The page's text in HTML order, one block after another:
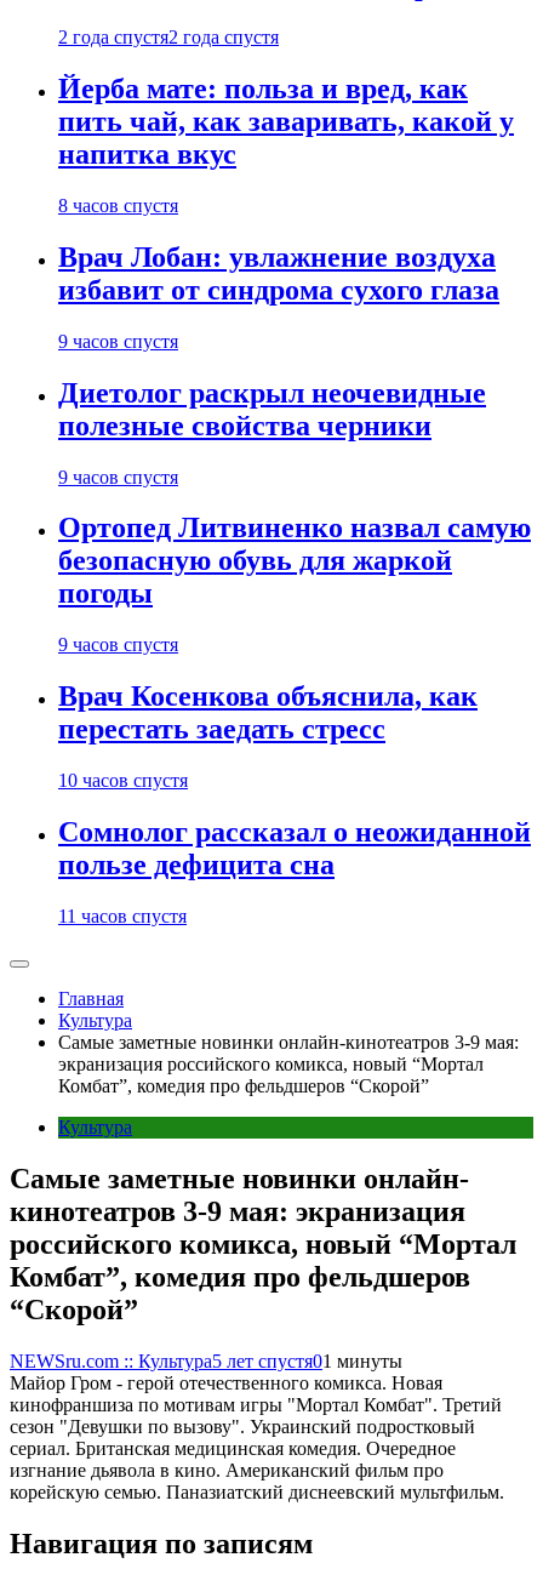
2 года спустя2 года спустя
Йерба мате: польза и вред, как
пить чай, как заваривать, какой у
напитка вкус
8 часов спустя
Врач Лобан: увлажнение воздуха
избавит от синдрома сухого глаза
9 часов спустя
Диетолог раскрыл неочевидные
полезные свойства черники
9 часов спустя
Ортопед Литвиненко назвал самую
безопасную обувь для жаркой
погоды
9 часов спустя
Врач Косенкова объяснила, как
перестать заедать стресс
10 часов спустя
Сомнолог рассказал о неожиданной
пользе дефицита сна
11 часов спустя
Главная
Культура
Самые заметные новинки онлайн-кинотеатров 3-9 мая:
экранизация российского комикса, новый “Мортал
Комбат”, комедия про фельдшеров “Скорой”
Культура
Самые заметные новинки онлайн-
кинотеатров 3-9 мая: экранизация
российского комикса, новый “Мортал
Комбат”, комедия про фельдшеров
“Скорой”
NEWSru.com :: Культура5 лет спустя01 минуты
Майор Гром - герой отечественного комикса. Новая
кинофраншиза по мотивам игры "Мортал Комбат". Третий
сезон "Девушки по вызову". Украинский подростковый
сериал. Британская медицинская комедия. Очередное
изгнание дьявола в кино. Американский фильм про
корейскую семью. Паназиатский диснеевский мультфильм.
Навигация по записям